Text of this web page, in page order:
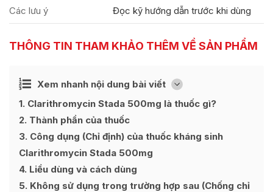
Các lưu ý Đọc kỹ hướng dẫn trước khi dùng
THÔNG TIN THAM KHẢO THÊM VỀ SẢN PHẨM
Xem nhanh nội dung bài viết [
Ẩn
1 Clarithromycin Stada 500mg là thuốc gì?
2 Thành phần của thuốc
3 Công dụng (Chỉ định) của thuốc kháng sinh
Clarithromycin Stada 500mg
4 Liều dùng và cách dùng
5 Không sử dụng trong trường hợp sau (Chống chỉ